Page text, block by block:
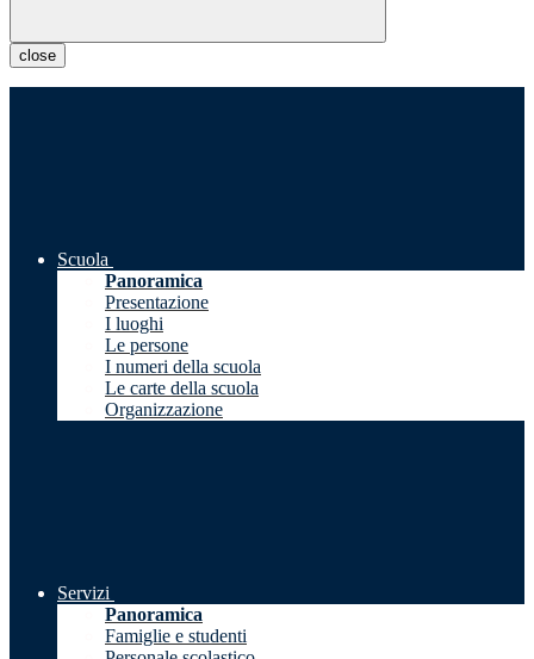
close
Scuola
Panoramica
Presentazione
I luoghi
Le persone
I numeri della scuola
Le carte della scuola
Organizzazione
Servizi
Panoramica
Famiglie e studenti